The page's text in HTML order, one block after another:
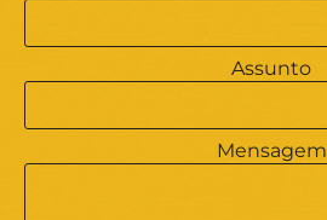
Assunto
Mensagem